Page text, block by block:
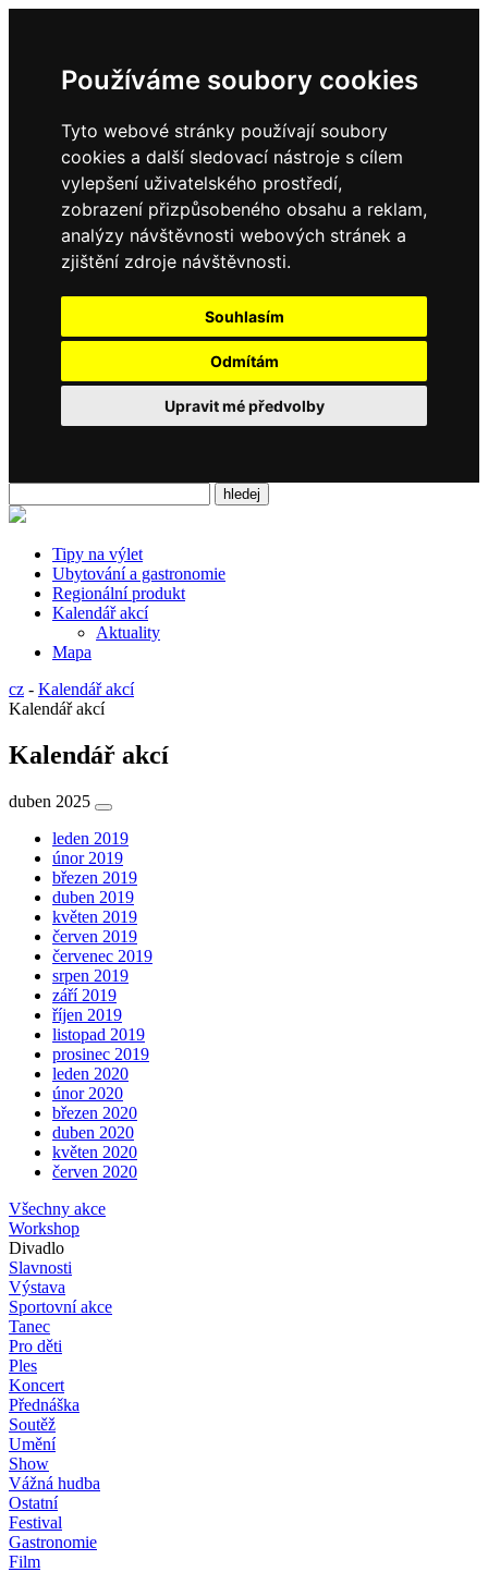
Používáme soubory cookies
Tyto webové stránky používají soubory
cookies a další sledovací nástroje s cílem
vylepšení uživatelského prostředí,
zobrazení přizpůsobeného obsahu a reklam,
analýzy návštěvnosti webových stránek a
zjištění zdroje návštěvnosti.
Souhlasím
Odmítám
Upravit mé předvolby
Tipy na výlet
Ubytování a gastronomie
Regionální produkt
Kalendář akcí
Aktuality
Mapa
cz - Kalendář akcí
Kalendář akcí
Kalendář akcí
duben 2025
leden 2019
únor 2019
březen 2019
duben 2019
květen 2019
červen 2019
červenec 2019
srpen 2019
září 2019
říjen 2019
listopad 2019
prosinec 2019
leden 2020
únor 2020
březen 2020
duben 2020
květen 2020
červen 2020
Všechny akce
Workshop
Divadlo
Slavnosti
Výstava
Sportovní akce
Tanec
Pro děti
Ples
Koncert
Přednáška
Soutěž
Umění
Show
Vážná hudba
Ostatní
Festival
Gastronomie
Film